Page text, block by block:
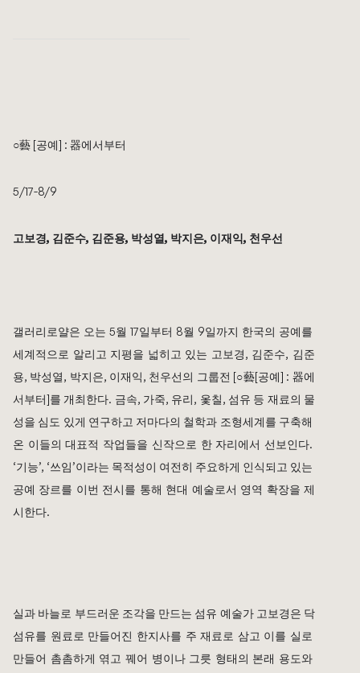
○藝 [공예] : 器에서부터
5/17-8/9
고보경, 김준수, 김준용, 박성열, 박지은, 이재익, 천우선
갤러리로얄은 오는 5월 17일부터 8월 9일까지 한국의 공예를
세계적으로 알리고 지평을 넓히고 있는 고보경, 김준수, 김준
용, 박성열, 박지은, 이재익, 천우선의 그룹전 [○藝[공예] : 器에
서부터]를 개최한다. 금속, 가죽, 유리, 옻칠, 섬유 등 재료의 물
성을 심도 있게 연구하고 저마다의 철학과 조형세계를 구축해
온 이들의 대표적 작업들을 신작으로 한 자리에서 선보인다.
‘기능’, ‘쓰임’이라는 목적성이 여전히 주요하게 인식되고 있는
공예 장르를 이번 전시를 통해 현대 예술로서 영역 확장을 제
시한다.
실과 바늘로 부드러운 조각을 만드는 섬유 예술가 고보경은 닥
섬유를 원료로 만들어진 한지사를 주 재료로 삼고 이를 실로
만들어 촘촘하게 엮고 꿰어 병이나 그릇 형태의 본래 용도와